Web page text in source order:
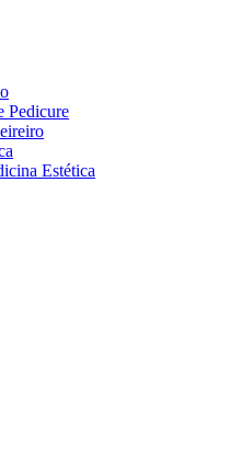
Pedicure
Estética